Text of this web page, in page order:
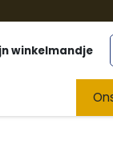
winkelmandje